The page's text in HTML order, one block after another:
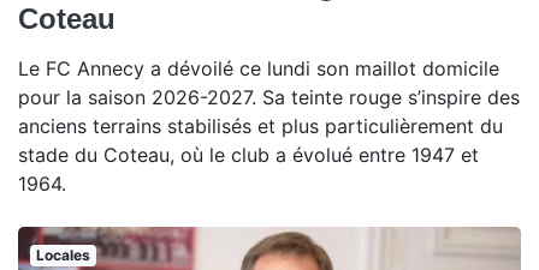
Coteau
Le FC Annecy a dévoilé ce lundi son maillot domicile
pour la saison 2026-2027. Sa teinte rouge s’inspire des
anciens terrains stabilisés et plus particulièrement du
stade du Coteau, où le club a évolué entre 1947 et
1964.
Locales